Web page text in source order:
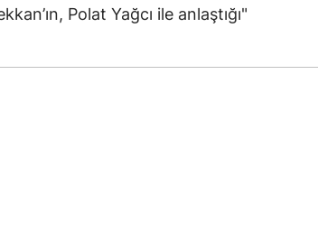
Polat Yağcı ile anlaştığı"